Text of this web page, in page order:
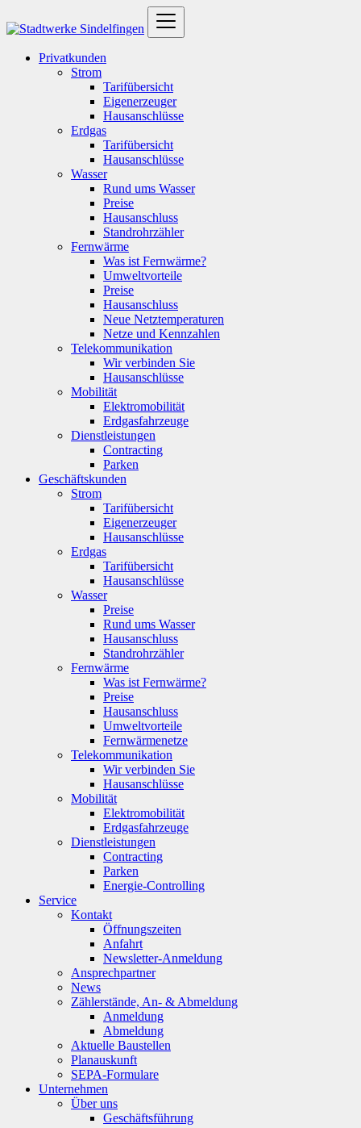
Privatkunden
Strom
Tarifübersicht
Eigenerzeuger
Hausanschlüsse
Erdgas
Tarifübersicht
Hausanschlüsse
Wasser
Rund ums Wasser
Preise
Hausanschluss
Standrohrzähler
Fernwärme
Was ist Fernwärme?
Umweltvorteile
Preise
Hausanschluss
Neue Netztemperaturen
Netze und Kennzahlen
Telekommunikation
Wir verbinden Sie
Hausanschlüsse
Mobilität
Elektromobilität
Erdgasfahrzeuge
Dienstleistungen
Contracting
Parken
Geschäftskunden
Strom
Tarifübersicht
Eigenerzeuger
Hausanschlüsse
Erdgas
Tarifübersicht
Hausanschlüsse
Wasser
Preise
Rund ums Wasser
Hausanschluss
Standrohrzähler
Fernwärme
Was ist Fernwärme?
Preise
Hausanschluss
Umweltvorteile
Fernwärmenetze
Telekommunikation
Wir verbinden Sie
Hausanschlüsse
Mobilität
Elektromobilität
Erdgasfahrzeuge
Dienstleistungen
Contracting
Parken
Energie-Controlling
Service
Kontakt
Öffnungszeiten
Anfahrt
Newsletter-Anmeldung
Ansprechpartner
News
Zählerstände, An- & Abmeldung
Anmeldung
Abmeldung
Aktuelle Baustellen
Planauskunft
SEPA-Formulare
Unternehmen
Über uns
Geschäftsführung